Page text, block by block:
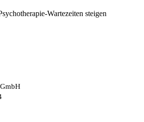
Wartezeiten steigen